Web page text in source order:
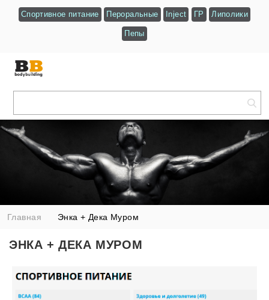
Спортивное питание Пероральные Inject ГР Липолики
Пепы
Главная Энка + Дека Муром
ЭНКА + ДЕКА МУРОМ